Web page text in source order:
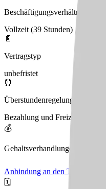
Beschäftigungsverhältnis
Vollzeit (39 Stunden)
📄
Vertragstyp
unbefristet
⏰
Überstundenregelung
Bezahlung und Freizeitausgleich
💰
Gehaltsverhandlungen
Anbindung an den TVöD
🗓️